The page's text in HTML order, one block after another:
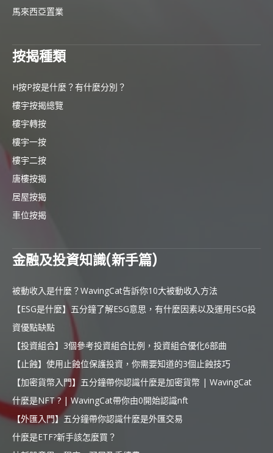
馬來西亞置業
按揭種類
H按P按是什麼？有什麼分別？
樓宇按揭總覽
樓宇轉按
樓宇一按
樓宇二按
唐樓按揭
居屋按揭
車位按揭
金融及投資知識(新手篇)
被動收入是什麼？WavingCat告訴你10大被動收入方法
【ESG是什麼】五分鐘了解ESG意思，有什麼因素以及運用ESG投
資優點缺點
【投資組合】3個參考投資組合比例，投資組合優化6部曲
【止蝕】使用止蝕位保護投資，你需要知道的3個止蝕技巧
【加密貨幣入門】五分鐘帶你認識什麼是加密貨幣 | WavingCat
什麼是NFT ? | WavingCat帶你由0開始認識nft
【外匯入門】五分鐘帶你認識什麼是外匯交易
什麼是ETF?新手該怎麼買？